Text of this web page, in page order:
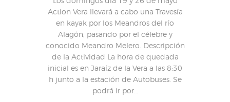
Action Vera llevará a cabo una Travesía
en kayak por los Meandros del río
Alagón, pasando por el célebre y
conocido Meandro Melero. Descripción
de la Actividad La hora de quedada
inicial es en Jaraíz de la Vera a las 8:30
h junto a la estación de Autobuses. Se
podrá ir por…